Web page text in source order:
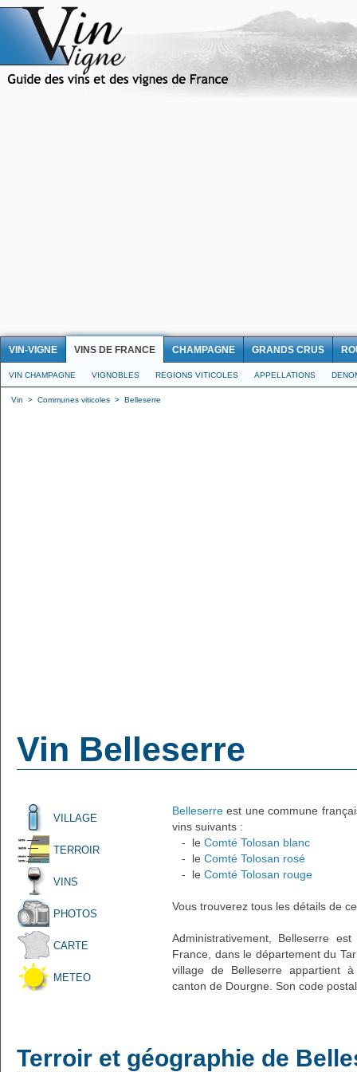
VIN-VIGNE VINS DE FRANCE CHAMPAGNE GRANDS CRUS
VIN CHAMPAGNE VIGNOBLES REGIONS VITICOLES APPELLATIONS
Vin > Communes viticoles > Belleserre
Vin Belleserre
VILLAGE
TERROIR
VINS
PHOTOS
CARTE
METEO
Belleserre est une commune
vins suivants :
- le Comté Tolosan blanc
- le Comté Tolosan rosé
- le Comté Tolosan rouge
Vous trouverez tous les détails de
Administrativement, Belleserre
France, dans le département du
village de Belleserre appartient
canton de Dourgne. Son code
Terroir et géographie de